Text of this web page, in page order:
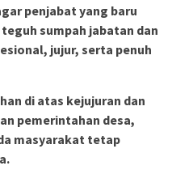
penjabat yang baru
sumpah jabatan dan
jujur, serta penuh
di atas kejujuran dan
pemerintahan desa,
masyarakat tetap